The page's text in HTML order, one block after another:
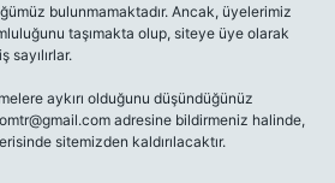
bulunmamaktadır. Ancak, üyelerimiz
taşımakta olup, siteye üye olarak
sayılırlar.
aykırı olduğunu düşündüğünüz
adresine bildirmeniz halinde,
sitemizden kaldırılacaktır.